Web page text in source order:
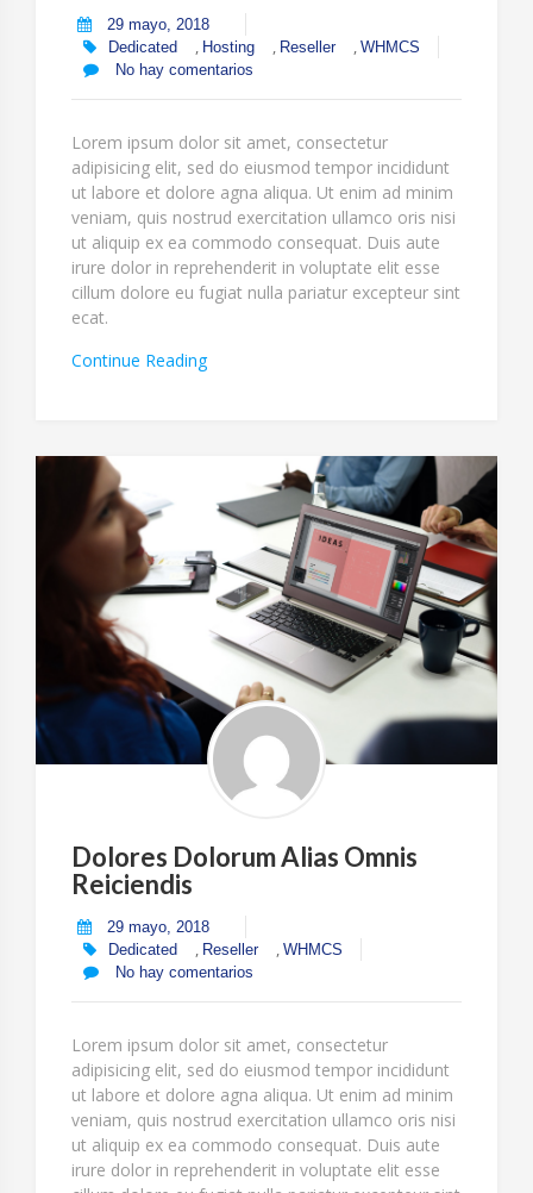
29 mayo, 2018
Dedicated
, Hosting , Reseller , WHMCS
No hay comentarios
Lorem ipsum dolor sit amet, consectetur
adipisicing elit, sed do eiusmod tempor incididunt
ut labore et dolore agna aliqua. Ut enim ad minim
veniam, quis nostrud exercitation ullamco oris nisi
ut aliquip ex ea commodo consequat. Duis aute
irure dolor in reprehenderit in voluptate elit esse
cillum dolore eu fugiat nulla pariatur excepteur sint
ecat.
Continue Reading“Repudiandae
Dolores Dolorum Alias Omnis
Reiciendis
29 mayo, 2018
Dedicated
, Reseller , WHMCS
No hay comentarios
Lorem ipsum dolor sit amet, consectetur
adipisicing elit, sed do eiusmod tempor incididunt
ut labore et dolore agna aliqua. Ut enim ad minim
veniam, quis nostrud exercitation ullamco oris nisi
ut aliquip ex ea commodo consequat. Duis aute
irure dolor in reprehenderit in voluptate elit esse